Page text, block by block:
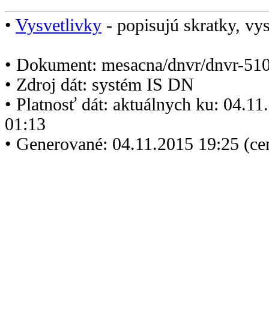
• Vysvetlivky - popisujú skratky,
• Dokument: mesacna/dnvr/dnvr-
• Zdroj dát: systém IS DN
• Platnosť dát: aktuálnych ku:
01:13
• Generované: 04.11.2015 19:25